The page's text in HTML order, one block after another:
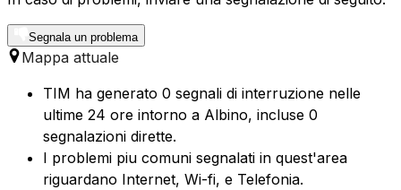
Segnala un problema
Mappa attuale
TIM ha generato 0 segnali di interruzione nelle
ultime 24 ore intorno a Albino, incluse 0
segnalazioni dirette.
I problemi piu comuni segnalati in quest'area
riguardano Internet, Wi-fi, e Telefonia.